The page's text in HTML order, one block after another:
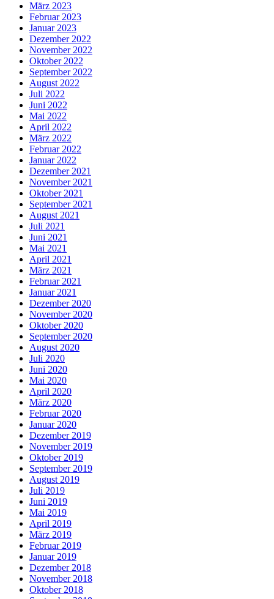
März 2023
Februar 2023
Januar 2023
Dezember 2022
November 2022
Oktober 2022
September 2022
August 2022
Juli 2022
Juni 2022
Mai 2022
April 2022
März 2022
Februar 2022
Januar 2022
Dezember 2021
November 2021
Oktober 2021
September 2021
August 2021
Juli 2021
Juni 2021
Mai 2021
April 2021
März 2021
Februar 2021
Januar 2021
Dezember 2020
November 2020
Oktober 2020
September 2020
August 2020
Juli 2020
Juni 2020
Mai 2020
April 2020
März 2020
Februar 2020
Januar 2020
Dezember 2019
November 2019
Oktober 2019
September 2019
August 2019
Juli 2019
Juni 2019
Mai 2019
April 2019
März 2019
Februar 2019
Januar 2019
Dezember 2018
November 2018
Oktober 2018